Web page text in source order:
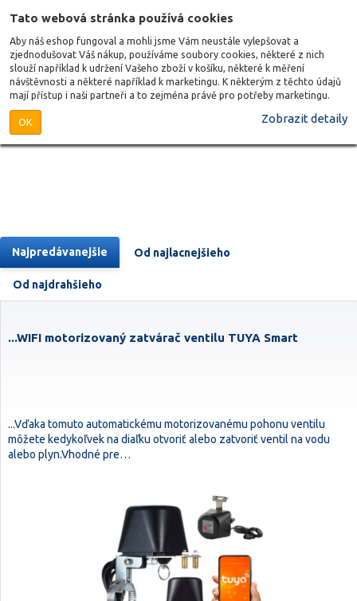
Tato webová stránka používá cookies
Aby náš eshop fungoval a mohli jsme Vám neustále vylepšovat a
zjednodušovat Váš nákup, používáme soubory cookies, některé z nich
slouží například k udržení Vašeho zboží v košíku, některé k měření
návštěvnosti a některé například k marketingu. K některým z těchto údajů
mají přístup i naši partneři a to zejména právě pro potřeby marketingu.
OK Zobrazit detaily
Najpredávanejšie Od najlacnejšieho
Od najdrahšieho
...WIFI motorizovaný zatvárač ventilu TUYA Smart
...Vďaka tomuto automatickému motorizovanému pohonu ventilu
môžete kedykoľvek na diaľku otvoriť alebo zatvoriť ventil na vodu
alebo plyn.Vhodné pre…